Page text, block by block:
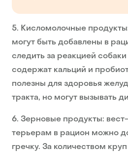
5. Кисломолочные
могут быть добавлены в
следить за реакцией
содержат кальций и
полезны для здоровья
тракта, но могут вызывать
6. Зерновые продукты:
терьерам в рацион можно
гречку. За количеством